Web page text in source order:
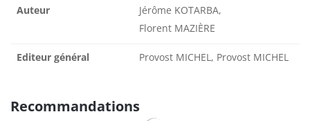
Auteur
Jérôme KOTARBA,
Florent MAZIÈRE
Editeur général Provost MICHEL, Provost MICHEL
Recommandations